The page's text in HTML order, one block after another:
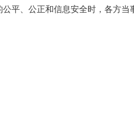
平、公正和信息安全时，各方当